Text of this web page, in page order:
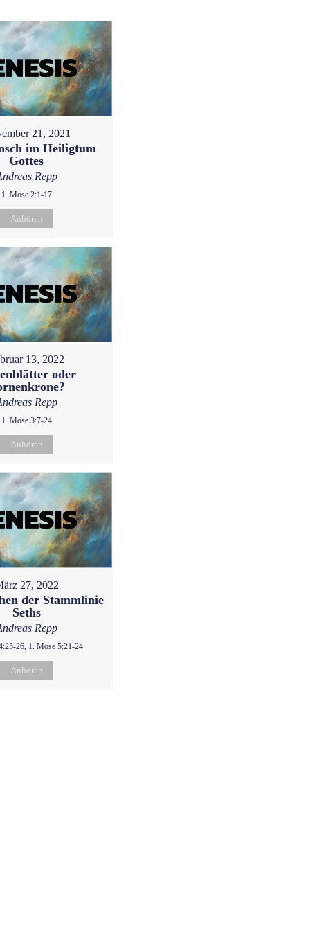
21, 2021
im Heiligtum
Gottes
Repp
1. Mose 2:1-17
Anhören
13, 2022
oder
Repp
1. Mose 3:7-24
Anhören
27, 2022
der Stammlinie
Seths
Repp
26, 1. Mose 5:21-24
Anhören